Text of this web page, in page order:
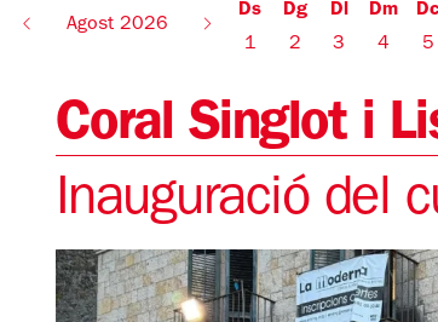
Agost 2026
Ds
1
Dg
2
Dl
3
Dm
4
Dc
5
Coral Singlot i
Inauguració del